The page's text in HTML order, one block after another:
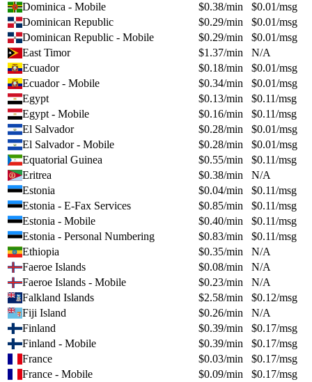
Dominica - Mobile
$0.38/min $0.01/msg
Dominican Republic
$0.29/min $0.01/msg
Dominican Republic - Mobile
$0.29/min $0.01/msg
East Timor
$1.37/min
N/A
Ecuador
$0.18/min $0.01/msg
Ecuador - Mobile
$0.34/min $0.01/msg
Egypt
$0.13/min $0.11/msg
Egypt - Mobile
$0.16/min $0.11/msg
El Salvador
$0.28/min $0.01/msg
El Salvador - Mobile
$0.28/min $0.01/msg
Equatorial Guinea
$0.55/min $0.11/msg
Eritrea
$0.38/min
N/A
Estonia
$0.04/min $0.11/msg
Estonia - E-Fax Services
$0.85/min $0.11/msg
Estonia - Mobile
$0.40/min $0.11/msg
Estonia - Personal Numbering
$0.83/min $0.11/msg
Ethiopia
$0.35/min
N/A
Faeroe Islands
$0.08/min
N/A
Faeroe Islands - Mobile
$0.23/min
N/A
Falkland Islands
$2.58/min $0.12/msg
Fiji Island
$0.26/min
N/A
Finland
$0.39/min $0.17/msg
Finland - Mobile
$0.39/min $0.17/msg
France
$0.03/min $0.17/msg
France - Mobile
$0.09/min $0.17/msg